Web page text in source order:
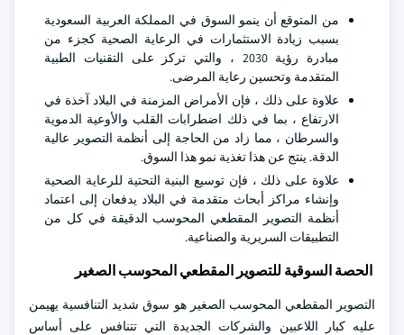
من المتوقع أن ينمو السوق في المملكة العربية السعودية
بسبب زيادة الاستثمارات في الرعاية الصحية كجزء من
مبادرة رؤية 2030 ، والتي تركز على التقنيات الطبية
المتقدمة وتحسين رعاية المرضى.
علاوة على ذلك ، فإن الأمراض المزمنة في البلاد آخذة في
الارتفاع ، بما في ذلك اضطرابات القلب والأوعية الدموية
والسرطان ، مما زاد من الحاجة إلى أنظمة التصوير عالية
الدقة. ينتج عن هذا تغذية نمو هذا السوق.
علاوة على ذلك ، فإن توسيع البنية التحتية للرعاية الصحية
وإنشاء مراكز أبحاث متقدمة في البلاد يدفعان إلى اعتماد
أنظمة التصوير المقطعي المحوسب الدقيقة في كل من
التطبيقات السريرية والصناعية.
الحصة السوقية للتصوير المقطعي المحوسب الصغير
التصوير المقطعي المحوسب الصغير هو سوق شديد التنافسية يهيمن
عليه كبار اللاعبين والشركات الجديدة التي تتنافس على أساس